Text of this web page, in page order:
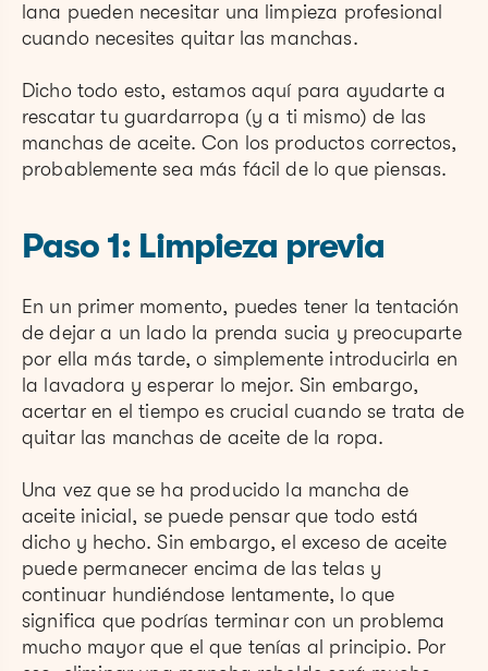
lana pueden necesitar una limpieza profesional
cuando necesites quitar las manchas.
Dicho todo esto, estamos aquí para ayudarte a
rescatar tu guardarropa (y a ti mismo) de las
manchas de aceite. Con los productos correctos,
probablemente sea más fácil de lo que piensas.
Paso 1: Limpieza previa
En un primer momento, puedes tener la tentación
de dejar a un lado la prenda sucia y preocuparte
por ella más tarde, o simplemente introducirla en
la lavadora y esperar lo mejor. Sin embargo,
acertar en el tiempo es crucial cuando se trata de
quitar las manchas de aceite de la ropa.
Una vez que se ha producido la mancha de
aceite inicial, se puede pensar que todo está
dicho y hecho. Sin embargo, el exceso de aceite
puede permanecer encima de las telas y
continuar hundiéndose lentamente, lo que
significa que podrías terminar con un problema
mucho mayor que el que tenías al principio. Por